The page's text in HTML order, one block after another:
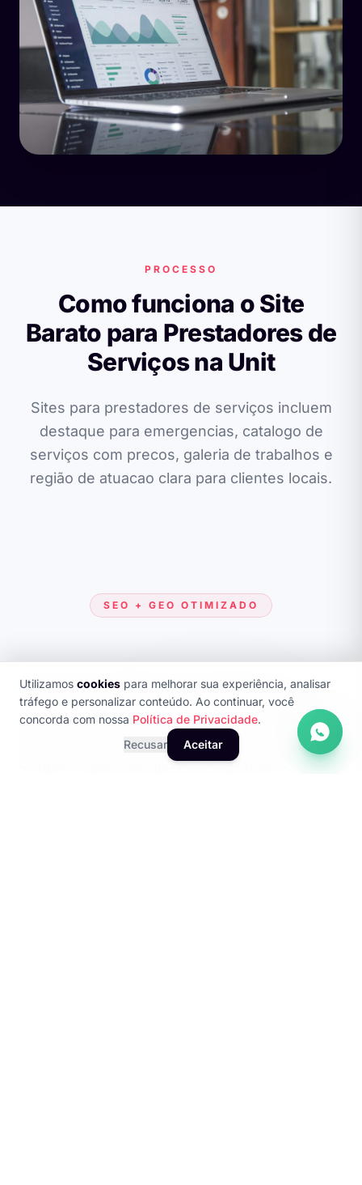
PROCESSO
Como funciona o Site
Barato para Prestadores de
Serviços na Unit
Sites para prestadores de serviços incluem
destaque para emergencias, catalogo de
serviços com precos, galeria de trabalhos e
região de atuacao clara para clientes locais.
SEO + GEO OTIMIZADO
A busca por Site Barato para Prestadores de
Serviços de qualidade cresceu exponencialmente
nos últimos anos. Consumidores e empresas B2B
pesquisam online antes de qualquer decisao de
compra, e quem não aparece nos primeiros
Utilizamos cookies para melhorar sua experiência, analisar
tráfego e personalizar conteúdo. Ao continuar, você
concorda com nossa Política de Privacidade.
Recusar
Aceitar